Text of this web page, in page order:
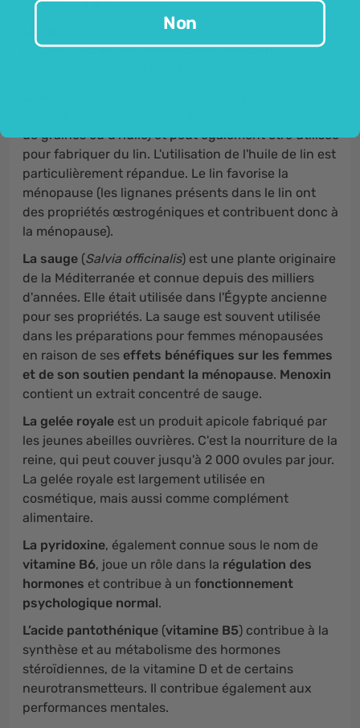
) ou son grain, est extrêmement
précieux sur le plan nutritionnel. Menoxin -
de graines ou d'huile) et peut également être utilisée
pour fabriquer du lin. L'utilisation de l'huile de lin est
particulièrement répandue. Le lin favorise la
ménopause (les lignanes présents dans le lin ont
des propriétés œstrogéniques et contribuent donc à
la ménopause).
La sauge (Salvia officinalis) est une plante originaire
de la Méditerranée et connue depuis des milliers
d'années. Elle était utilisée dans l'Égypte ancienne
pour ses propriétés. La sauge est souvent utilisée
dans les préparations pour femmes ménopausées
en raison de ses effets bénéfiques sur les femmes
et de son soutien pendant la ménopause. Menoxin
contient un extrait concentré de sauge.
La gelée royale est un produit apicole fabriqué par
les jeunes abeilles ouvrières. C'est la nourriture de la
reine, qui peut couver jusqu'à 2 000 ovules par jour.
La gelée royale est largement utilisée en
cosmétique, mais aussi comme complément
alimentaire.
La pyridoxine, également connue sous le nom de
vitamine B6, joue un rôle dans la régulation des
hormones et contribue à un fonctionnement
psychologique normal.
L’acide pantothénique (vitamine B5) contribue à la
synthèse et au métabolisme des hormones
stéroïdiennes, de la vitamine D et de certains
neurotransmetteurs. Il contribue également aux
performances mentales.
Non